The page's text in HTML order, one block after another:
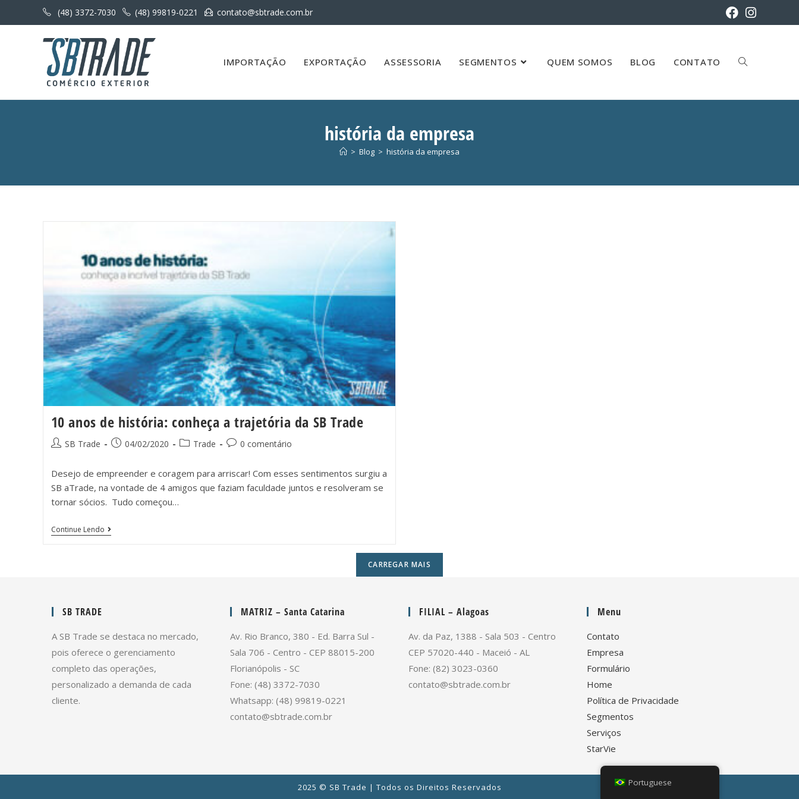
(48) 3372-7030 (48) 99819-0221 contato@sbtrade.com.br
IMPORTAÇÃO EXPORTAÇÃO ASSESSORIA SEGMENTOS QUEM SOMOS BLOG CONTATO
história da empresa
> Blog > história da empresa
10 anos de história: conheça a trajetória da SB Trade
SB Trade 04/02/2020 Trade 0 comentário
Desejo de empreender e coragem para arriscar! Com esses sentimentos surgiu a
SB aTrade, na vontade de 4 amigos que faziam faculdade juntos e resolveram se
tornar sócios. Tudo começou…
Continue Lendo
CARREGAR MAIS
SB TRADE
A SB Trade se destaca no mercado,
pois oferece o gerenciamento
completo das operações,
personalizado a demanda de cada
cliente.
MATRIZ – Santa Catarina
Av. Rio Branco, 380 - Ed. Barra Sul -
Sala 706 - Centro - CEP 88015-200
Florianópolis - SC
Fone: (48) 3372-7030
Whatsapp: (48) 99819-0221
contato@sbtrade.com.br
FILIAL – Alagoas
Av. da Paz, 1388 - Sala 503 - Centro
CEP 57020-440 - Maceió - AL
Fone: (82) 3023-0360
contato@sbtrade.com.br
Menu
Contato
Empresa
Formulário
Home
Política de Privacidade
Segmentos
Serviços
StarVie
2025 © SB Trade | Todos os Direitos Reservados Portuguese